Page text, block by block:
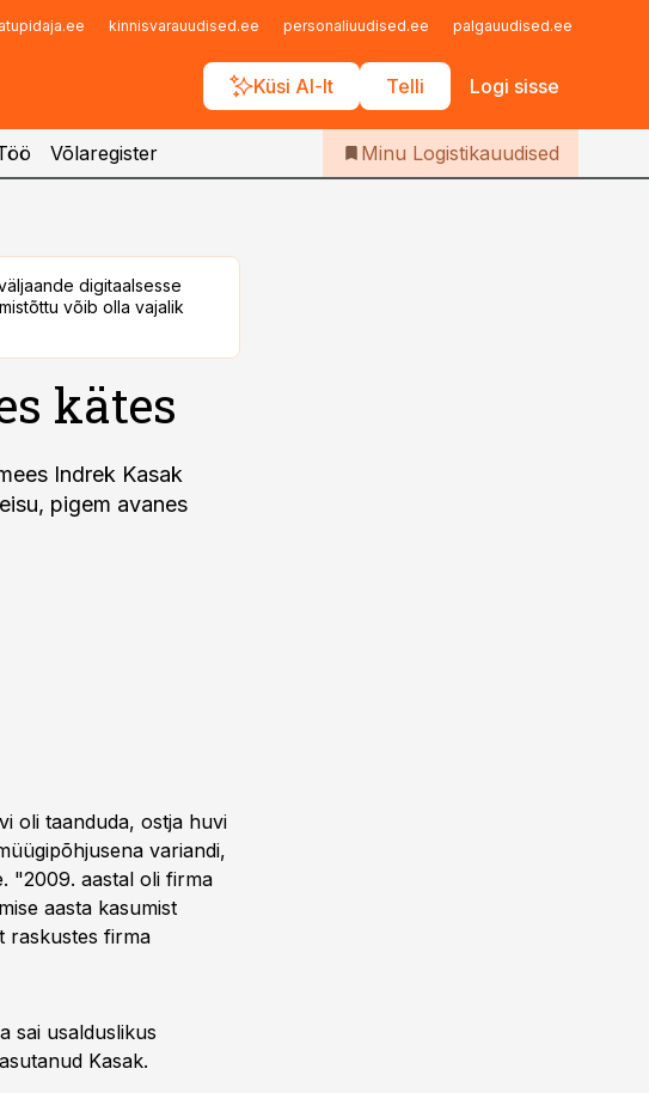
kinnisvarauudised.ee personaliuudised.ee palgauudised.ee
Küsi AI-lt Telli Logi sisse
Iseteenindus
Telli Logistikauudised
Võlaregister Minu Logistikauudised
digitaalsesse
võib olla vajalik
kätes
Indrek Kasak
pigem avanes
oli taanduda, ostja huvi
variandi,
"2009. aastal oli firma
aasta kasumist
raskustes firma
sai usalduslikus
Kasak.